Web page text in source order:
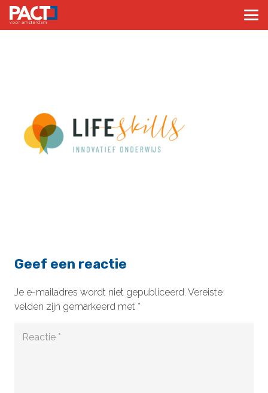
Geef een reactie
Je e-mailadres wordt niet gepubliceerd. Vereiste
velden zijn gemarkeerd met *